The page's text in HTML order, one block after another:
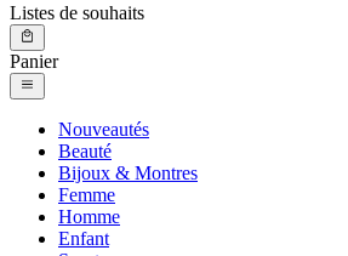
Listes de souhaits
Panier
Nouveautés
Beauté
Bijoux & Montres
Femme
Homme
Enfant